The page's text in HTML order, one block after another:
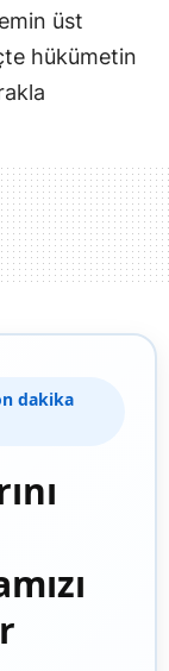
üst
hükümetin
dakika